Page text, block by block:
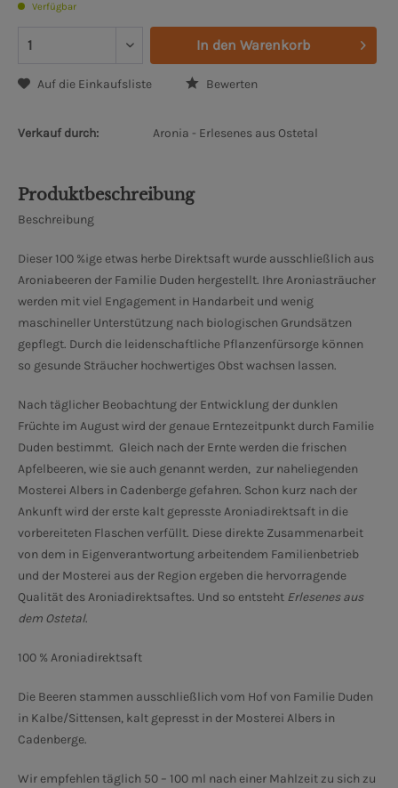
Verfügbar
In den Warenkorb
Auf die Einkaufsliste Bewerten
Verkauf durch: Aronia - Erlesenes aus Ostetal
Produktbeschreibung
Beschreibung
Dieser 100 %ige etwas herbe Direktsaft wurde ausschließlich aus
Aroniabeeren der Familie Duden hergestellt. Ihre Aroniasträucher
werden mit viel Engagement in Handarbeit und wenig
maschineller Unterstützung nach biologischen Grundsätzen
gepflegt. Durch die leidenschaftliche Pflanzenfürsorge können
so gesunde Sträucher hochwertiges Obst wachsen lassen.
Nach täglicher Beobachtung der Entwicklung der dunklen
Früchte im August wird der genaue Erntezeitpunkt durch Familie
Duden bestimmt. Gleich nach der Ernte werden die frischen
Apfelbeeren, wie sie auch genannt werden, zur naheliegenden
Mosterei Albers in Cadenberge gefahren. Schon kurz nach der
Ankunft wird der erste kalt gepresste Aroniadirektsaft in die
vorbereiteten Flaschen verfüllt. Diese direkte Zusammenarbeit
von dem in Eigenverantwortung arbeitendem Familienbetrieb
und der Mosterei aus der Region ergeben die hervorragende
Qualität des Aroniadirektsaftes. Und so entsteht Erlesenes aus
dem Ostetal.
100 % Aroniadirektsaft
Die Beeren stammen ausschließlich vom Hof von Familie Duden
in Kalbe/Sittensen, kalt gepresst in der Mosterei Albers in
Cadenberge.
Wir empfehlen täglich 50 – 100 ml nach einer Mahlzeit zu sich zu